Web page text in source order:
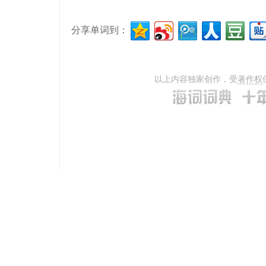
分享单词到：
以上内容独家创作，受著作权